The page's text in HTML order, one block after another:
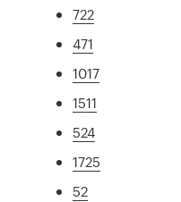
722
471
1017
1511
524
1725
52